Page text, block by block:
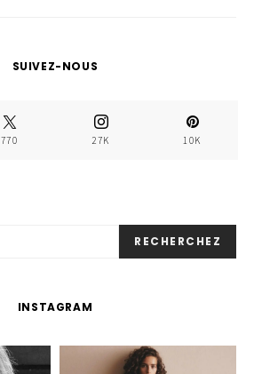
SUIVEZ-NOUS
770 27K 10K
RECHERCHEZ
INSTAGRAM